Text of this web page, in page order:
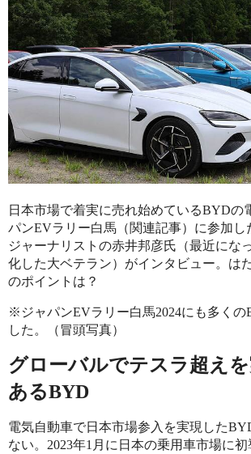
日本市場で着実に売れ始めているBYDの
パンEVラリー白馬（関連記事）に参加し
ジャーナリストの赤井邦彦氏（最近にな
化した大ベテラン）がインタビュー。は
のポイントは？
※ジャパンEVラリー白馬2024にも多くの
した。（冒頭写真）
グローバルでテスラ超え
あるBYD
電気自動車で日本市場参入を実現した
ない。2023年1月に日本の乗用車市場に